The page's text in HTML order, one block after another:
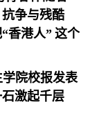
争与残酷
香港人” 这个
院校报发表
激起千层